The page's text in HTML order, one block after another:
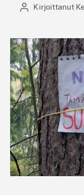
Kirjoittaja
Kirjoittanut